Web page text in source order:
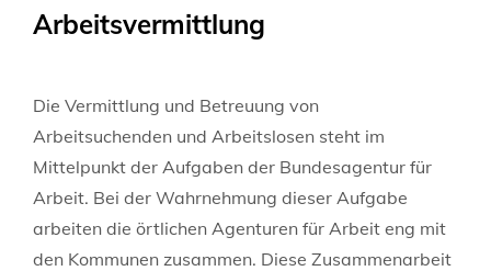
Arbeitsvermittlung
Die Vermittlung und Betreuung von
Arbeitsuchenden und Arbeitslosen steht im
Mittelpunkt der Aufgaben der Bundesagentur für
Arbeit. Bei der Wahrnehmung dieser Aufgabe
arbeiten die örtlichen Agenturen für Arbeit eng mit
den Kommunen zusammen. Diese Zusammenarbeit